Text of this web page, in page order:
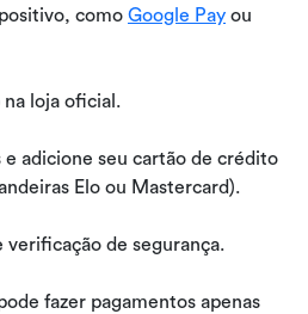
como Google Pay ou
na loja oficial.
e adicione seu cartão de crédito
Elo ou Mastercard).
verificação de segurança.
fazer pagamentos apenas